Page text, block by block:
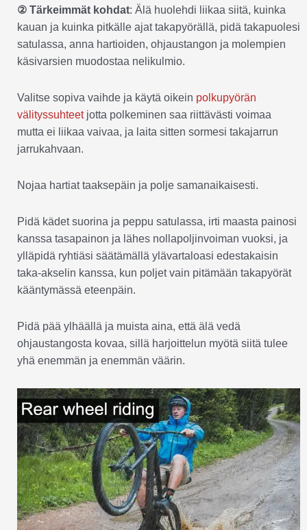
② Tärkeimmät kohdat: Älä huolehdi liikaa siitä, kuinka
kauan ja kuinka pitkälle ajat takapyörällä, pidä takapuolesi
satulassa, anna hartioiden, ohjaustangon ja molempien
käsivarsien muodostaa nelikulmio.
Valitse sopiva vaihde ja käytä oikein polkupyörän
välityssuhteetjotta polkeminen saa riittävästi voimaa
mutta ei liikaa vaivaa, ja laita sitten sormesi takajarrun
jarrukahvaan.
Nojaa hartiat taaksepäin ja polje samanaikaisesti.
Pidä kädet suorina ja peppu satulassa, irti maasta painosi
kanssa tasapainon ja lähes nollapoljinvoiman vuoksi, ja
ylläpidä ryhtiäsi säätämällä ylävartaloasi edestakaisin
taka-akselin kanssa, kun poljet vain pitämään takapyörät
kääntymässä eteenpäin.
Pidä pää ylhäällä ja muista aina, että älä vedä
ohjaustangosta kovaa, sillä harjoittelun myötä siitä tulee
yhä enemmän ja enemmän väärin.